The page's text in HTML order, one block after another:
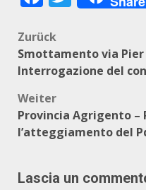
Zurück
Smottamento via
Interrogazione del
Weiter
Provincia Agrigento –
l’atteggiamento del
Lascia un